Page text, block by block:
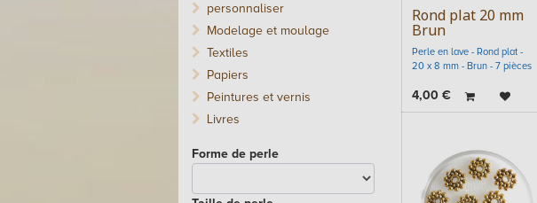
personnaliser
Modelage et moulage
Textiles
Papiers
Peintures et vernis
Livres
Forme de perle
Rond plat 20 mm
Brun
Perle en lave - Rond plat -
20 x 8 mm - Brun - 7 pièces
4,00€